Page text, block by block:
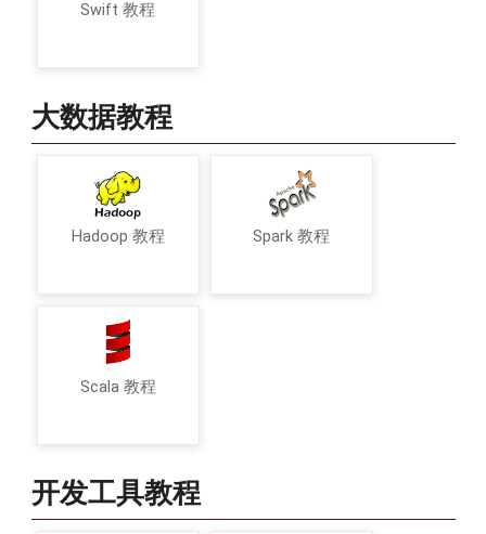
Swift 教程
大数据教程
Hadoop 教程 Spark 教程
Scala 教程
开发工具教程